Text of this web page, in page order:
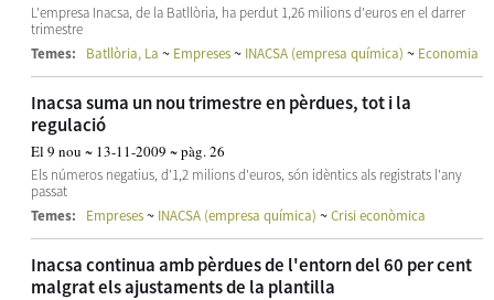
L'empresa Inacsa, de la Batllòria, ha perdut 1,26 milions d'euros en el darrer
trimestre
Temes:
Batllòria, La ~ Empreses~ INACSA (empresa química) ~ Economia
Inacsa suma un nou trimestre en pèrdues, tot i la
regulació
El 9 nou ~ 13-11-2009 ~ pàg. 26
Els números negatius, d'1,2 milions d'euros, són idèntics als registrats l'any
passat
Temes:
Empreses~ INACSA (empresa química) ~Crisi econòmica
Inacsa continua amb pèrdues de l'entorn del 60 per cent
malgrat els ajustaments de la plantilla